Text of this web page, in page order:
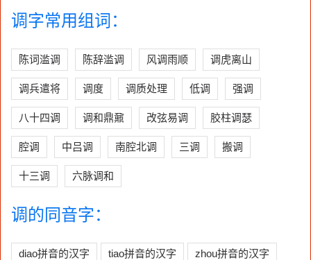
调字常用组词：
陈词滥调 陈辞滥调 风调雨顺 调虎离山
调兵遣将 调度 调质处理 低调 强调
八十四调 调和鼎鼐 改弦易调 胶柱调瑟
腔调 中吕调 南腔北调 三调 搬调
十三调 六脉调和
调的同音字：
diao拼音的汉字 tiao拼音的汉字 zhou拼音的汉字